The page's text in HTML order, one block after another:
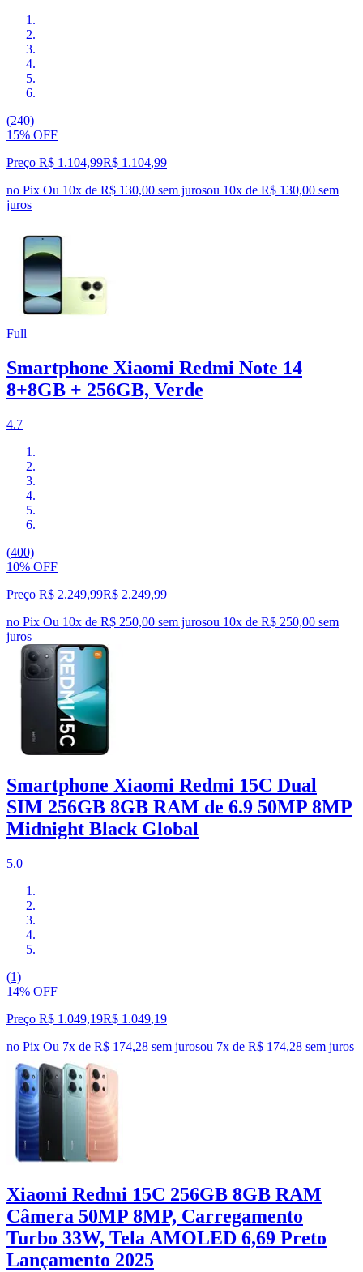
(240)
15% OFF
Preço R$ 1.104,99R$ 1.104,99
no Pix Ou 10x de R$ 130,00 sem jurosou 10x de R$ 130,00 sem
juros
Full
Smartphone Xiaomi Redmi Note 14
8+8GB + 256GB, Verde
4.7
(400)
10% OFF
Preço R$ 2.249,99R$ 2.249,99
no Pix Ou 10x de R$ 250,00 sem jurosou 10x de R$ 250,00 sem
juros
Smartphone Xiaomi Redmi 15C Dual
SIM 256GB 8GB RAM de 6.9 50MP 8MP
Midnight Black Global
5.0
(1)
14% OFF
Preço R$ 1.049,19R$ 1.049,19
no Pix Ou 7x de R$ 174,28 sem jurosou 7x de R$ 174,28 sem juros
Xiaomi Redmi 15C 256GB 8GB RAM
Câmera 50MP 8MP, Carregamento
Turbo 33W, Tela AMOLED 6,69 Preto
Lançamento 2025